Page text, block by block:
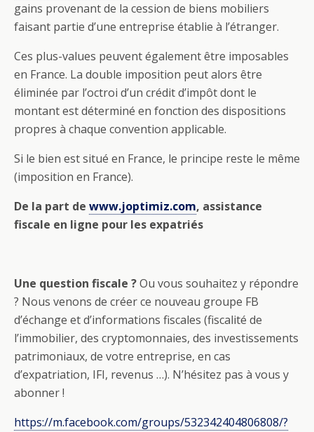
gains provenant de la cession de biens mobiliers
faisant partie d’une entreprise établie à l’étranger.
Ces plus-values peuvent également être imposables
en France. La double imposition peut alors être
éliminée par l’octroi d’un crédit d’impôt dont le
montant est déterminé en fonction des dispositions
propres à chaque convention applicable.
Si le bien est situé en France, le principe reste le même
(imposition en France).
De la part de www.joptimiz.com, assistance
fiscale en ligne pour les expatriés
Une question fiscale ?Ou vous souhaitez y répondre
? Nous venons de créer ce nouveau groupe FB
d’échange et d’informations fiscales (fiscalité de
l’immobilier, des cryptomonnaies, des investissements
patrimoniaux, de votre entreprise, en cas
d’expatriation, IFI, revenus …). N’hésitez pas à vous y
abonner !
https://m.facebook.com/groups/532342404806808/?